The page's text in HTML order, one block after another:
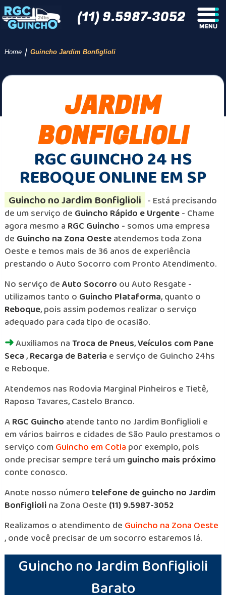
(11) 9.5987-3052
Home / Guincho Jardim Bonfiglioli
JARDIM
BONFIGLIOLI
RGC GUINCHO 24 HS
REBOQUE ONLINE EM SP
Guincho no Jardim Bonfiglioli - Está precisando
de um serviço de Guincho Rápido e Urgente- Chame
agora mesmo a RGC Guincho - somos uma empresa
de Guincho na Zona Oesteatendemos toda Zona
Oeste e temos mais de 36 anos de experiência
prestando o Auto Socorro com Pronto Atendimento.
No serviço deAuto Socorro ou Auto Resgate -
utilizamos tanto o Guincho Plataforma, quanto o
Reboque, pois assim podemos realizar o serviço
adequado para cada tipo de ocasião.
➜Auxiliamos naTroca de Pneus,Veículos com Pane
Seca,Recarga de Bateria e serviço de Guincho 24hs
e Reboque.
Atendemos nas Rodovia Marginal Pinheiros e Tietê,
Raposo Tavares, Castelo Branco.
ARGC Guincho atende tanto no Jardim Bonfiglioli e
em vários bairros e cidades de São Paulo prestamos o
serviço comGuincho em Cotia por exemplo, pois
onde precisar sempre terá umguincho mais próximo
conte conosco.
Anote nosso número telefone de guincho no Jardim
Bonfigliolina Zona Oeste (11) 9.5987-3052
Realizamos o atendimento de Guincho na Zona Oeste
, onde você precisar de um socorro estaremos lá.
Guincho no Jardim Bonfiglioli
Barato